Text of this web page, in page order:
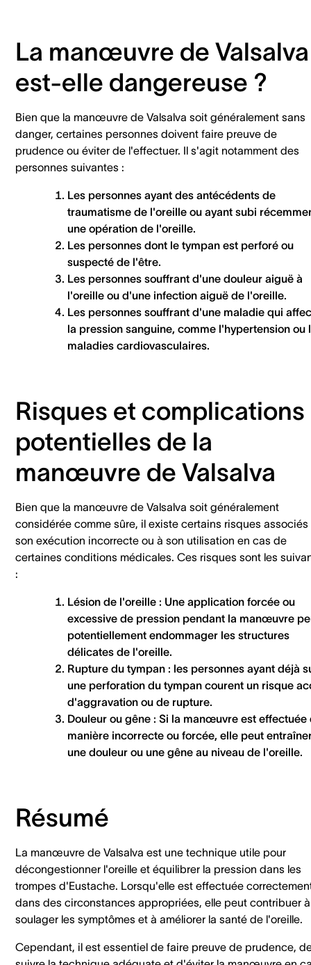
La manœuvre de Valsalva
est-elle dangereuse ?
Bien que la manœuvre de Valsalva soit généralement sans
danger, certaines personnes doivent faire preuve de
prudence ou éviter de l'effectuer. Il s'agit notamment des
personnes suivantes :
Les personnes ayant des antécédents de
traumatisme de l'oreille ou ayant subi
une opération de l'oreille.
Les personnes dont le tympan est perforé ou
suspecté de l'être.
Les personnes souffrant d'une douleur aiguë à
l'oreille ou d'une infection aiguë de l'oreille.
Les personnes souffrant d'une maladie qui
la pression sanguine, comme l'hypertension ou
maladies cardiovasculaires.
Risques et complications
potentielles de la
manœuvre de Valsalva
Bien que la manœuvre de Valsalva soit généralement
considérée comme sûre, il existe certains risques associés
son exécution incorrecte ou à son utilisation en cas de
certaines conditions médicales. Ces risques sont les
:
Lésion de l'oreille : Une application forcée ou
excessive de pression pendant la manœuvre
potentiellement endommager les structures
délicates de l'oreille.
Rupture du tympan : les personnes ayant déjà
une perforation du tympan courent un risque
d'aggravation ou de rupture.
Douleur ou gêne : Si la manœuvre est effectuée
manière incorrecte ou forcée, elle peut
une douleur ou une gêne au niveau de l'oreille.
Résumé
La manœuvre de Valsalva est une technique utile pour
décongestionner l'oreille et équilibrer la pression dans les
trompes d'Eustache. Lorsqu'elle est effectuée
dans des circonstances appropriées, elle peut contribuer à
soulager les symptômes et à améliorer la santé de l'oreille.
Cependant, il est essentiel de faire preuve de prudence,